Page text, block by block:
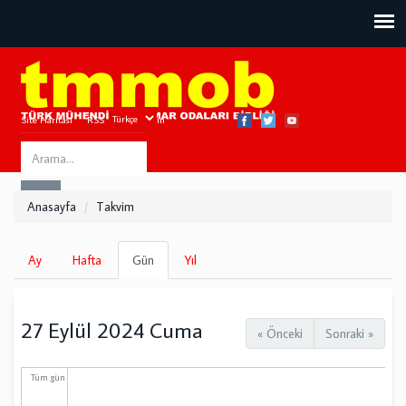
Site Haritası RSS Bize Ulaşın
Search
this
Anasayfa Takvim
Birincil
sekmeler
Ay Hafta Gün
sekme)
Yıl
« Önceki Sonraki »
27 Eylül 2024 Cuma
Tüm gün